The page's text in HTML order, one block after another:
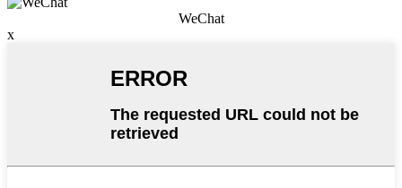
WeChat
x